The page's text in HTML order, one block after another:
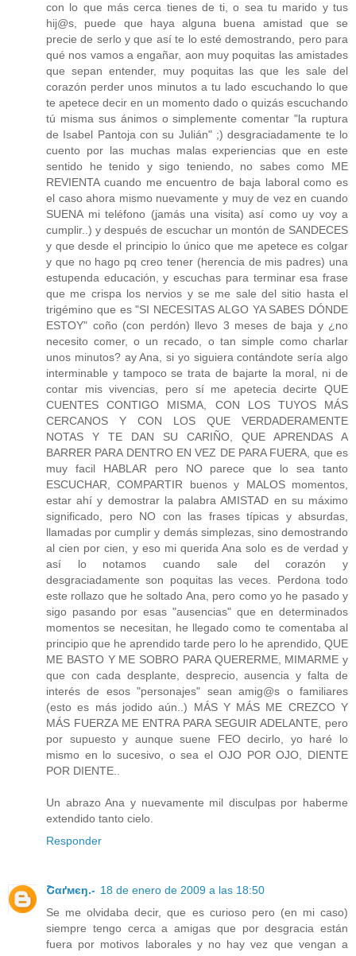
con lo que más cerca tienes de ti, o sea tu marido y tus
hij@s, puede que haya alguna buena amistad que se
precie de serlo y que así te lo esté demostrando, pero para
qué nos vamos a engañar, aon muy poquitas las amistades
que sepan entender, muy poquitas las que les sale del
corazón perder unos minutos a tu lado escuchando lo que
te apetece decir en un momento dado o quizás escuchando
tú misma sus ánimos o simplemente comentar "la ruptura
de Isabel Pantoja con su Julián" ;) desgraciadamente te lo
cuento por las muchas malas experiencias que en este
sentido he tenido y sigo teniendo, no sabes como ME
REVIENTA cuando me encuentro de baja laboral como es
el caso ahora mismo nuevamente y muy de vez en cuando
SUENA mi teléfono (jamás una visita) así como uy voy a
cumplir..) y después de escuchar un montón de SANDECES
y que desde el principio lo único que me apetece es colgar
y que no hago pq creo tener (herencia de mis padres) una
estupenda educación, y escuchas para terminar esa frase
que me crispa los nervios y se me sale del sitio hasta el
trigémino que es "SI NECESITAS ALGO YA SABES DÓNDE
ESTOY" coño (con perdón) llevo 3 meses de baja y ¿no
necesito comer, o un recado, o tan simple como charlar
unos minutos? ay Ana, si yo siguiera contándote sería algo
interminable y tampoco se trata de bajarte la moral, ni de
contar mis vivencias, pero sí me apetecia decirte QUE
CUENTES CONTIGO MISMA, CON LOS TUYOS MÁS
CERCANOS Y CON LOS QUE VERDADERAMENTE
NOTAS Y TE DAN SU CARIÑO, QUE APRENDAS A
BARRER PARA DENTRO EN VEZ DE PARA FUERA, que es
muy facil HABLAR pero NO parece que lo sea tanto
ESCUCHAR, COMPARTIR buenos y MALOS momentos,
estar ahí y demostrar la palabra AMISTAD en su máximo
significado, pero NO con las frases típicas y absurdas,
llamadas por cumplir y demás simplezas, sino demostrando
al cien por cien, y eso mi querida Ana solo es de verdad y
así lo notamos cuando sale del corazón y
desgraciadamente son poquitas las veces. Perdona todo
este rollazo que he soltado Ana, pero como yo he pasado y
sigo pasando por esas "ausencias" que en determinados
momentos se necesitan, he llegado como te comentaba al
principio que he aprendido tarde pero lo he aprendido, QUE
ME BASTO Y ME SOBRO PARA QUERERME, MIMARME y
que con cada desplante, desprecio, ausencia y falta de
interés de esos "personajes" sean amig@s o familiares
(esto es más jodido aún..) MÁS Y MÁS ME CREZCO Y
MÁS FUERZA ME ENTRA PARA SEGUIR ADELANTE, pero
por supuesto y aunque suene FEO decirlo, yo haré lo
mismo en lo sucesivo, o sea el OJO POR OJO, DIENTE
POR DIENTE..
Un abrazo Ana y nuevamente mil disculpas por haberme
extendido tanto cielo.
Responder
Շαґмєŋ.- 18 de enero de 2009 a las 18:50
Se me olvidaba decir, que es curioso pero (en mi caso)
siempre tengo cerca a amigas que por desgracia están
fuera por motivos laborales y no hay vez que vengan a